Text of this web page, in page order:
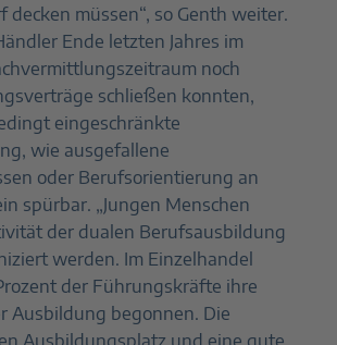
decken müssen“, so Genth weiter.
Ende letzten Jahres im
noch
schließen konnten,
eingeschränkte
wie ausgefallene
oder Berufsorientierung an
spürbar. „Jungen Menschen
der dualen Berufsausbildung
werden. Im Einzelhandel
der Führungskräfte ihre
Ausbildung begonnen. Die
Ausbildungsplatz und eine gute